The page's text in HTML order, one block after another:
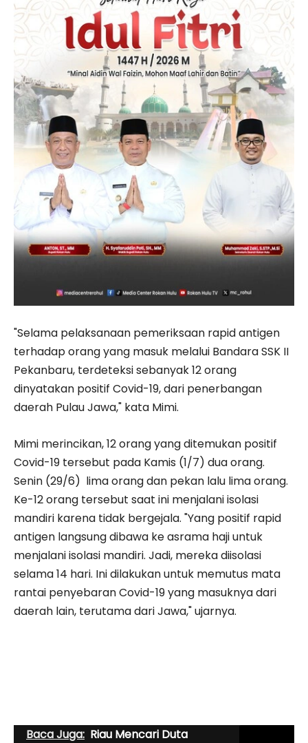
"Selama pelaksanaan pemeriksaan rapid antigen
terhadap orang yang masuk melalui Bandara SSK II
Pekanbaru, terdeteksi sebanyak 12 orang
dinyatakan positif Covid-19, dari penerbangan
daerah Pulau Jawa," kata Mimi.
Mimi merincikan, 12 orang yang ditemukan positif
Covid-19 tersebut pada Kamis (1/7) dua orang.
Senin (29/6) lima orang dan pekan lalu lima orang.
Ke-12 orang tersebut saat ini menjalani isolasi
mandiri karena tidak bergejala. "Yang positif rapid
antigen langsung dibawa ke asrama haji untuk
menjalani isolasi mandiri. Jadi, mereka diisolasi
selama 14 hari. Ini dilakukan untuk memutus mata
rantai penyebaran Covid-19 yang masuknya dari
daerah lain, terutama dari Jawa," ujarnya.
Baca Juga: Riau Mencari Duta